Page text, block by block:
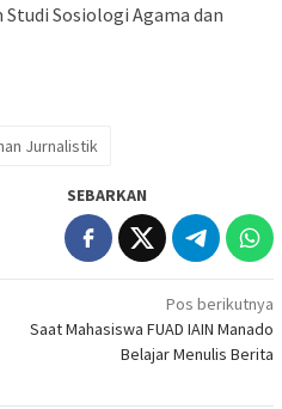
Sosiologi Agama dan
Jurnalistik
SEBARKAN
Pos berikutnya
Saat Mahasiswa FUAD IAIN Manado
Belajar Menulis Berita